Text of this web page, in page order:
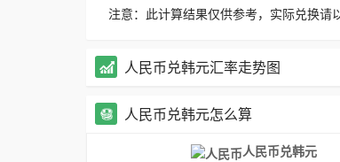
注意：此计算结果仅供参考，实际兑换请
人民币兑韩元汇率走势图
人民币兑韩元怎么算
人民币兑韩元